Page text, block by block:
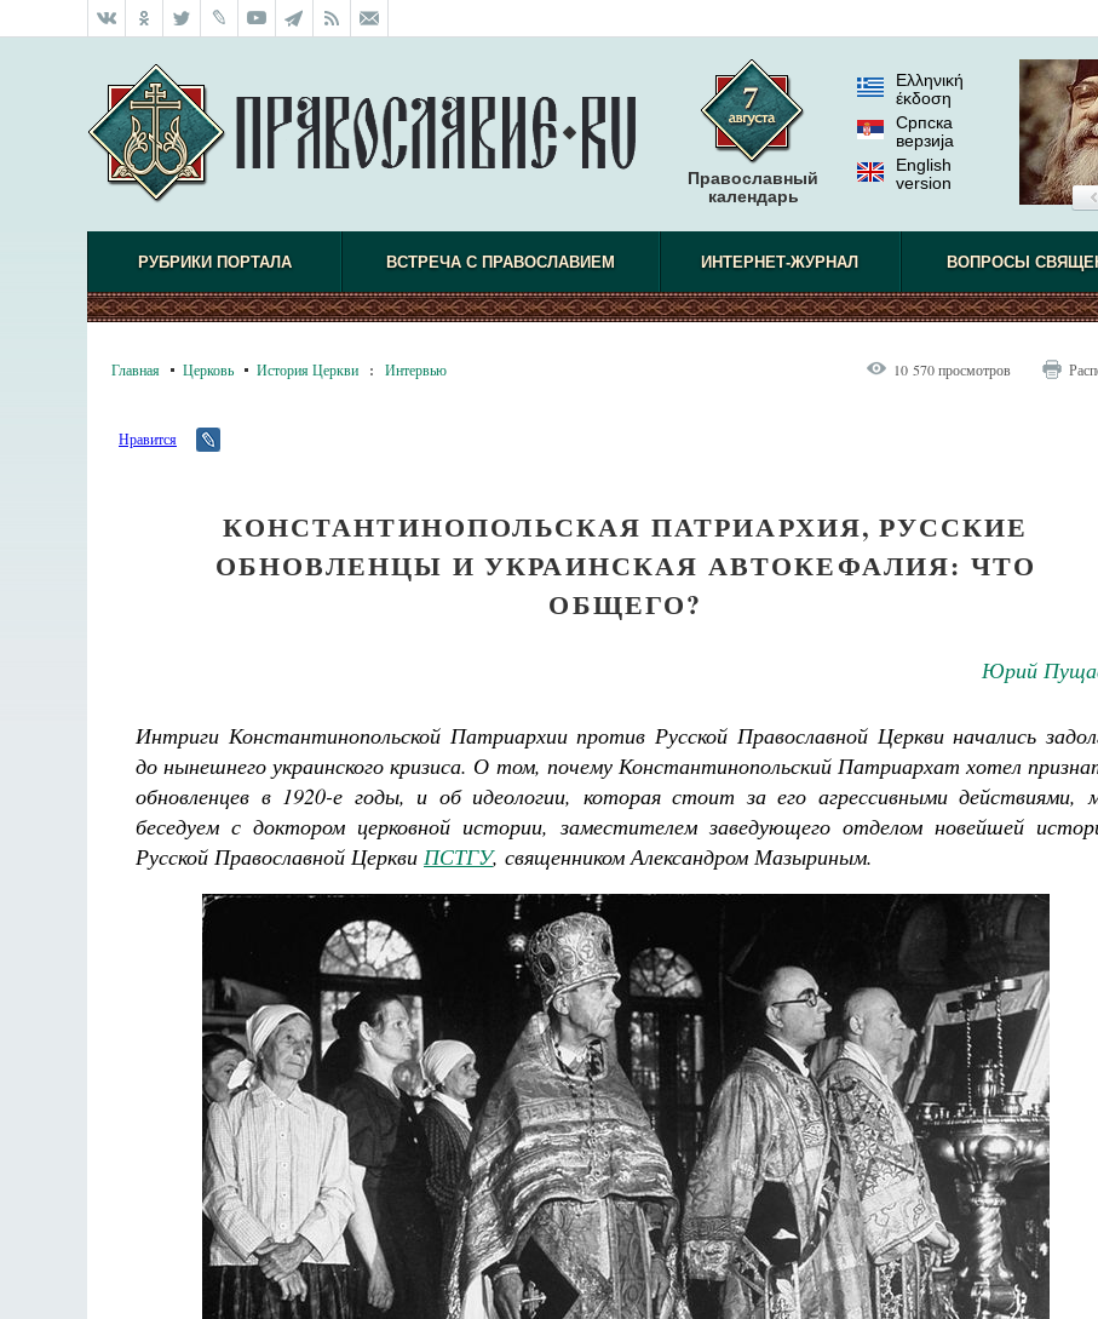
Православный
календарь
Ελληνική
έκδοση
Српска
верзиjа
English
version
РУБРИКИ ПОРТАЛА ВСТРЕЧА С ПРАВОСЛАВИЕМ ИНТЕРНЕТ-ЖУРНАЛ ВОПРОСЫ
Главная Церковь История Церкви : Интервью 10 570 просмотров
Нравится
КОНСТАНТИНОПОЛЬСКАЯ ПАТРИАРХИЯ, РУССКИЕ
ОБНОВЛЕНЦЫ И УКРАИНСКАЯ АВТОКЕФАЛИЯ: ЧТО
ОБЩЕГО?
Юрий
Интриги Константинопольской Патриархии против Русской Православной Церкви начались
до нынешнего украинского кризиса. О том, почему Константинопольский Патриархат хотел
обновленцев в 1920-е годы, и об идеологии, которая стоит за его агрессивными действиями,
беседуем с доктором церковной истории, заместителем заведующего отделом новейшей
Русской Православной Церкви ПСТГУ, священником Александром Мазыриным.
Разлуки не будет
Фредерика де Грааф Как найти своё место в жизни
Кирилл Мурышев
Великомученик Георгий Победоносец.
святого
Роман Котов